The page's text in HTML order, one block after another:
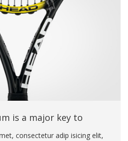
is a major key to
consectetur adip isicing elit,